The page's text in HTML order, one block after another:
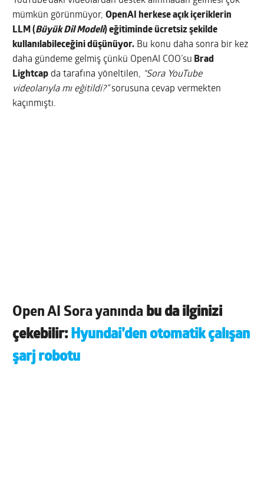
mümkün görünmüyor,OpenAI herkese açık içeriklerin
LLM (Büyük Dil Modeli) eğitiminde ücretsiz şekilde
kullanılabileceğini düşünüyor. Bu konu daha sonra bir kez
daha gündeme gelmiş çünkü OpenAI COO’su Brad
Lightcap da tarafına yöneltilen, “Sora YouTube
videolarıyla mı eğitildi?”sorusuna cevap vermekten
kaçınmıştı.
Open AI Sora yanında bu da ilginizi
çekebilir: Hyundai’den otomatik çalışan
şarj robotu